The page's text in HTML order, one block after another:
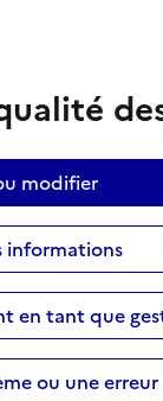
modifier
informations
en tant que
ou une erreur